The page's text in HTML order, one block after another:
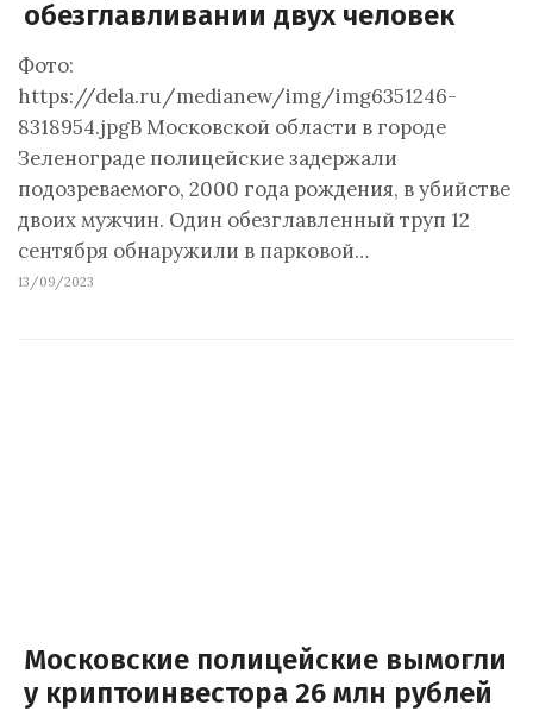
обезглавливании двух человек
Фото:
https://dela.ru/medianew/img/img6351246-
8318954.jpgВ Московской области в городе
Зеленограде полицейские задержали
подозреваемого, 2000 года рождения, в убийстве
двоих мужчин. Один обезглавленный труп 12
сентября обнаружили в парковой…
13/09/2023
Московские полицейские вымогли
у криптоинвестора 26 млн рублей